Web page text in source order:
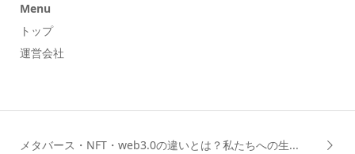
Menu
トップ
運営会社
メタバース・NFT・web3.0の違いとは？私たちへの生...